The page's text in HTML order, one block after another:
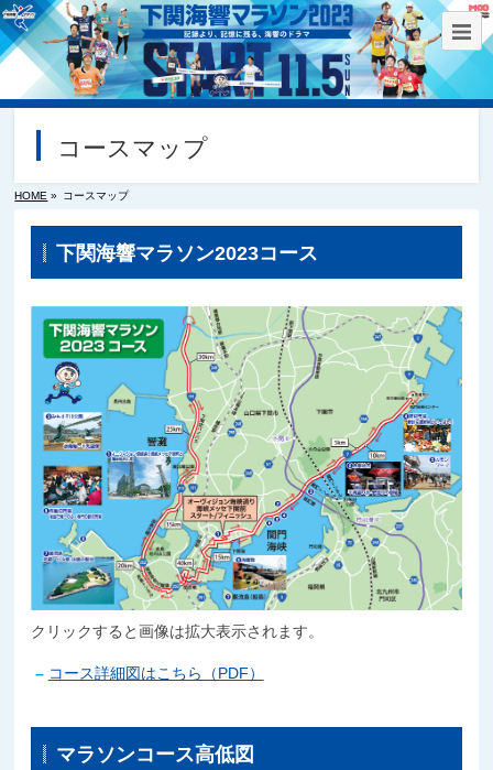
コースマップ
HOME » コースマップ
下関海響マラソン2023コース
クリックすると画像は拡大表示されます。
コース詳細図はこちら（PDF）
マラソンコース高低図